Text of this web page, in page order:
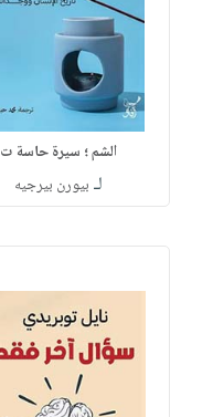
الشم ؛ سيرة حاسة ت
لـ بيورن بيرجيه